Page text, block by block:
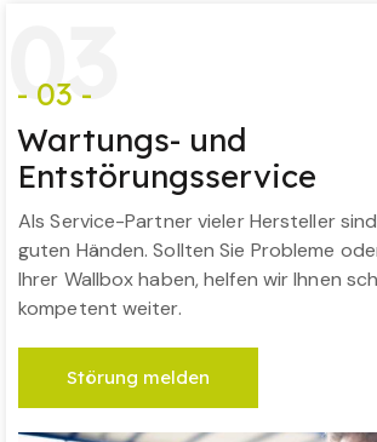
03
- 03 -
Wartungs- und
Entstörungsservice
Als Service-Partner vieler Hersteller
guten Händen. Sollten Sie Probleme
Ihrer Wallbox haben, helfen wir Ihnen
kompetent weiter.
Störung melden